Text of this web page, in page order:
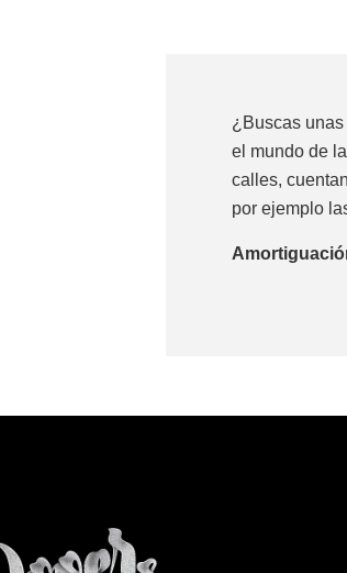
¿Buscas
el mundo de
calles,
por ejemplo